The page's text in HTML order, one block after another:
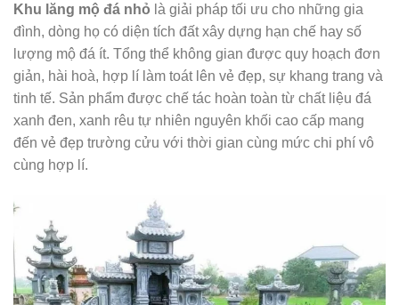
Khu lăng mộ đá nhỏ là giải pháp tối ưu cho những gia
đình, dòng họ có diện tích đất xây dựng hạn chế hay số
lượng mộ đá ít. Tổng thể không gian được quy hoạch đơn
giản, hài hoà, hợp lí làm toát lên vẻ đẹp, sự khang trang và
tinh tế. Sản phẩm được chế tác hoàn toàn từ chất liệu đá
xanh đen, xanh rêu tự nhiên nguyên khối cao cấp mang
đến vẻ đẹp trường cửu với thời gian cùng mức chi phí vô
cùng hợp lí.